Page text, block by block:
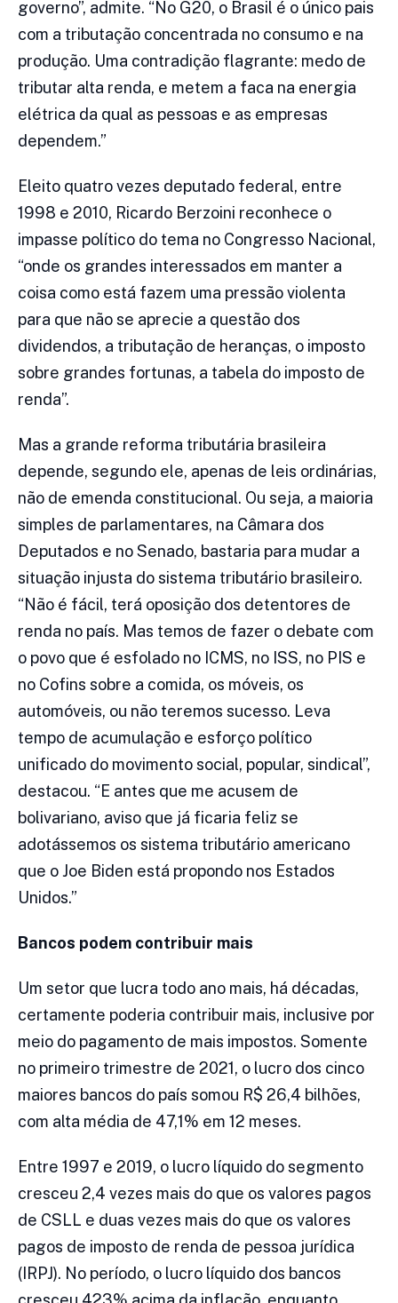
governo”, admite. “No G20, o Brasil é o único pais
com a tributação concentrada no consumo e na
produção. Uma contradição flagrante: medo de
tributar alta renda, e metem a faca na energia
elétrica da qual as pessoas e as empresas
dependem.”
Eleito quatro vezes deputado federal, entre
1998 e 2010, Ricardo Berzoini reconhece o
impasse político do tema no Congresso Nacional,
“onde os grandes interessados em manter a
coisa como está fazem uma pressão violenta
para que não se aprecie a questão dos
dividendos, a tributação de heranças, o imposto
sobre grandes fortunas, a tabela do imposto de
renda”.
Mas a grande reforma tributária brasileira
depende, segundo ele, apenas de leis ordinárias,
não de emenda constitucional. Ou seja, a maioria
simples de parlamentares, na Câmara dos
Deputados e no Senado, bastaria para mudar a
situação injusta do sistema tributário brasileiro.
“Não é fácil, terá oposição dos detentores de
renda no país. Mas temos de fazer o debate com
o povo que é esfolado no ICMS, no ISS, no PIS e
no Cofins sobre a comida, os móveis, os
automóveis, ou não teremos sucesso. Leva
tempo de acumulação e esforço político
unificado do movimento social, popular, sindical”,
destacou. “E antes que me acusem de
bolivariano, aviso que já ficaria feliz se
adotássemos os sistema tributário americano
que o Joe Biden está propondo nos Estados
Unidos.”
Bancos podem contribuir mais
Um setor que lucra todo ano mais, há décadas,
certamente poderia contribuir mais, inclusive por
meio do pagamento de mais impostos. Somente
no primeiro trimestre de 2021, o lucro dos cinco
maiores bancos do país somou R$ 26,4 bilhões,
com alta média de 47,1% em 12 meses.
Entre 1997 e 2019, o lucro líquido do segmento
cresceu 2,4 vezes mais do que os valores pagos
de CSLL e duas vezes mais do que os valores
pagos de imposto de renda de pessoa jurídica
(IRPJ). No período, o lucro líquido dos bancos